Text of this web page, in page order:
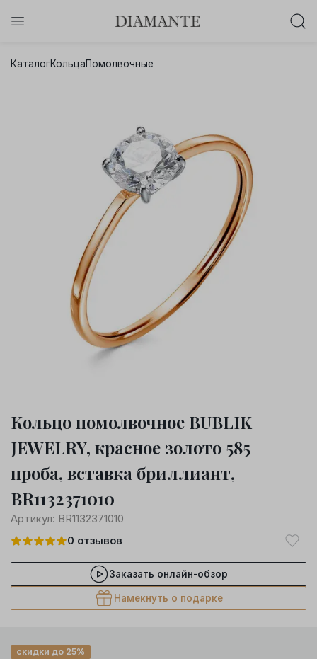
Осталось:
КаталогКольцаПомолвочные
Кольцо помолвочное BUBLIK
JEWELRY, красное золото 585
проба, вставка бриллиант,
BR1132371010
Артикул: BR1132371010
0 отзывов
Заказать онлайн-обзор
Намекнуть о подарке
скидки до 25%